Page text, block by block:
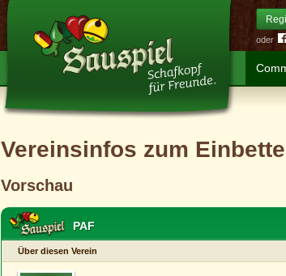
oder
Vereinsinfos zum
Vorschau
PAF
Über diesen Verein